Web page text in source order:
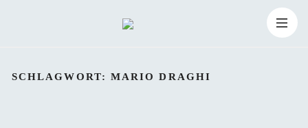
Inhalt
nach:
SCHLAGWORT: MARIO DRAGHI